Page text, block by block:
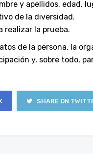
y apellidos, edad,
de la diversidad.
realizar la prueba.
de la persona, la
y, sobre todo,
SHARE ON